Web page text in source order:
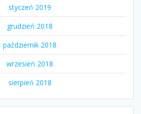
styczeń 2019
grudzień 2018
październik 2018
wrzesień 2018
sierpień 2018